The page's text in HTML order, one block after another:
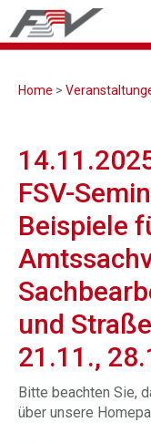
Home >
FSV-
Beispiele
und
21.11.,
Bitte beachten Sie,
über unsere